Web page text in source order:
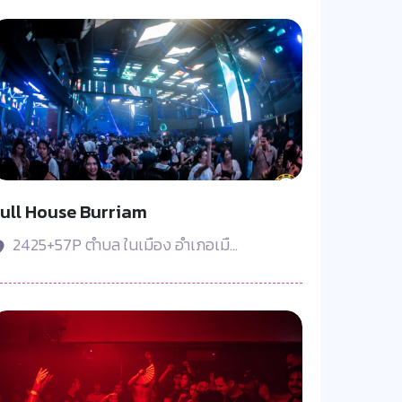
House Burriam
2425+57P ตำบล ในเมือง อำเภอเมื...